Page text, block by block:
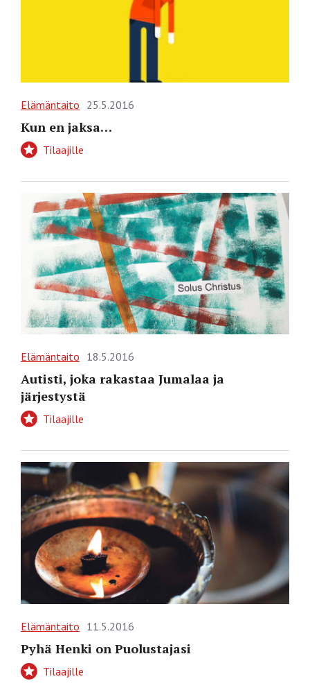
Elämäntaito 25.5.2016
Kun en jaksa…
Tilaajille
Elämäntaito 18.5.2016
Autisti, joka rakastaa Jumalaa ja
järjestystä
Tilaajille
Elämäntaito 11.5.2016
Pyhä Henki on Puolustajasi
Tilaajille